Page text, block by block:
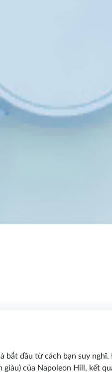
bắt đầu từ cách bạn suy
giàu) của Napoleon Hill, kết